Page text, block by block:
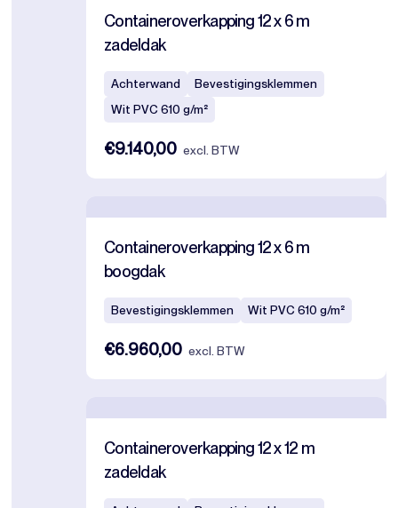
Containeroverkapping 12 x 6 m
zadeldak
Achterwand
Bevestigingsklemmen
Wit PVC 610 g/m²
€9.140,00 excl. BTW
Containeroverkapping 12 x 6 m
boogdak
Bevestigingsklemmen Wit PVC 610 g/m²
€6.960,00 excl. BTW
Containeroverkapping 12 x 12 m
zadeldak